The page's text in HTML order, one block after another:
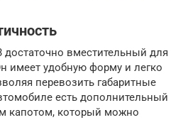
достаточно вместительный для
имеет удобную форму и легко
перевозить габаритные
есть дополнительный
капотом, который можно